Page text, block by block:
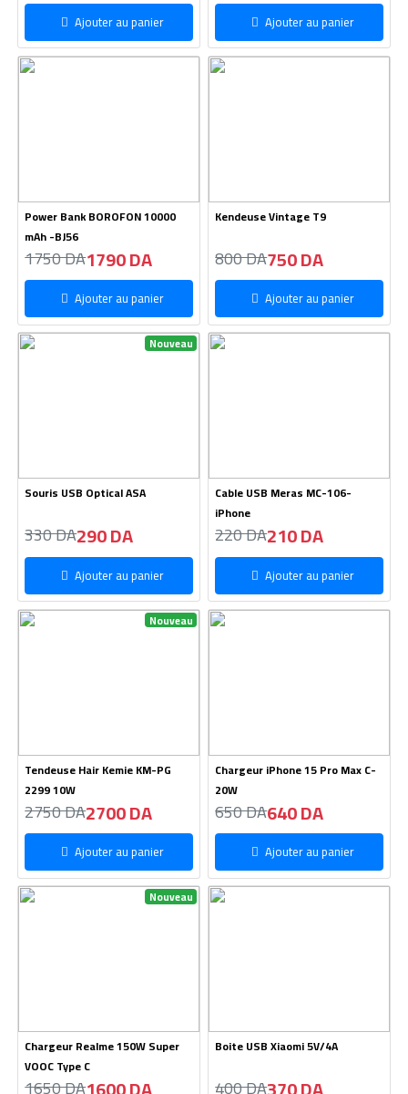
Ajouter au panier Ajouter au panier
Power Bank BOROFON 10000
mAh -BJ56
1750 DA1790 DA
Ajouter au panier
Kendeuse Vintage T9
800 DA750 DA
Ajouter au panier
Nouveau
Souris USB Optical ASA
330 DA290 DA
Ajouter au panier
Cable USB Meras MC-106-
iPhone
220 DA210 DA
Ajouter au panier
Nouveau
Tendeuse Hair Kemie KM-PG
2299 10W
2750 DA2700 DA
Ajouter au panier
Chargeur iPhone 15 Pro Max C-
20W
650 DA640 DA
Ajouter au panier
Nouveau
Chargeur Realme 150W Super
VOOC Type C
Boite USB Xiaomi 5V/4A